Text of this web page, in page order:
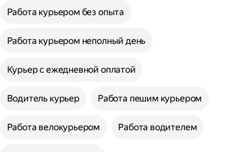
Работа курьером без опыта
Работа курьером неполный день
Курьер с ежедневной оплатой
Водитель курьер Работа пешим курьером
Работа велокурьером Работа водителем